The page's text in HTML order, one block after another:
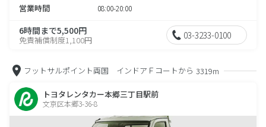
営業時間 08:00-20:00
6時間まで5,500円
免責補償制度1,100円 03-3233-0100
フットサルポイント両国 インドアＦコートから 3319m
トヨタレンタカー本郷三丁目駅前
文京区本郷3-36-8